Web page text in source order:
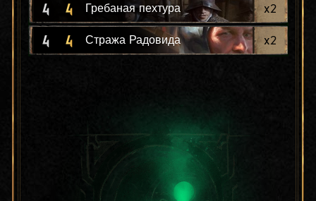
4 4 Гребаная пехтура x2
4 4 Стража Радовида x2